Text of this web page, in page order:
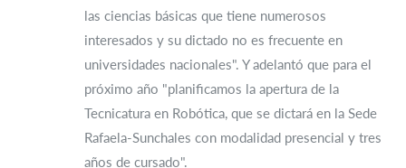
las ciencias básicas que tiene numerosos
interesados y su dictado no es frecuente en
universidades nacionales". Y adelantó que para el
próximo año "planificamos la apertura de la
Tecnicatura en Robótica, que se dictará en la Sede
Rafaela-Sunchales con modalidad presencial y tres
años de cursado".